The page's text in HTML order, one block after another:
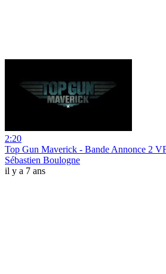
2:20
Top Gun Maverick - Bande Annonce 2
Sébastien Boulogne
il y a 7 ans